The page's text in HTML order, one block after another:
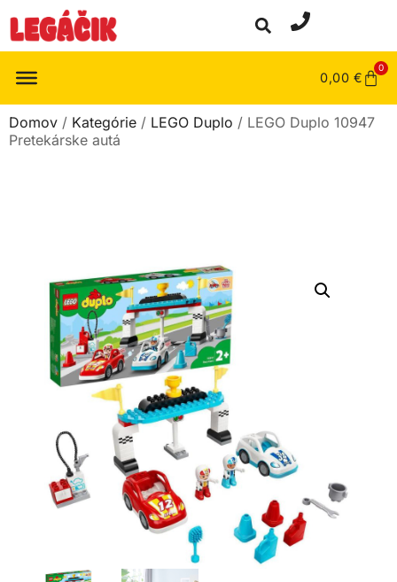
0,00 €
0
Domov / Kategórie / LEGO Duplo / LEGO Duplo 10947
Pretekárske autá